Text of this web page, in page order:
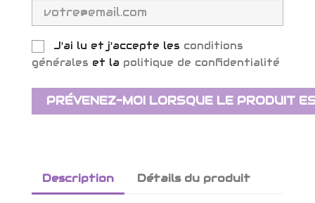
J'ai lu et j'accepte les conditions
générales et la politique de confidentialité
PRÉVENEZ-MOI LORSQUE LE PRODUIT
Description Détails du produit